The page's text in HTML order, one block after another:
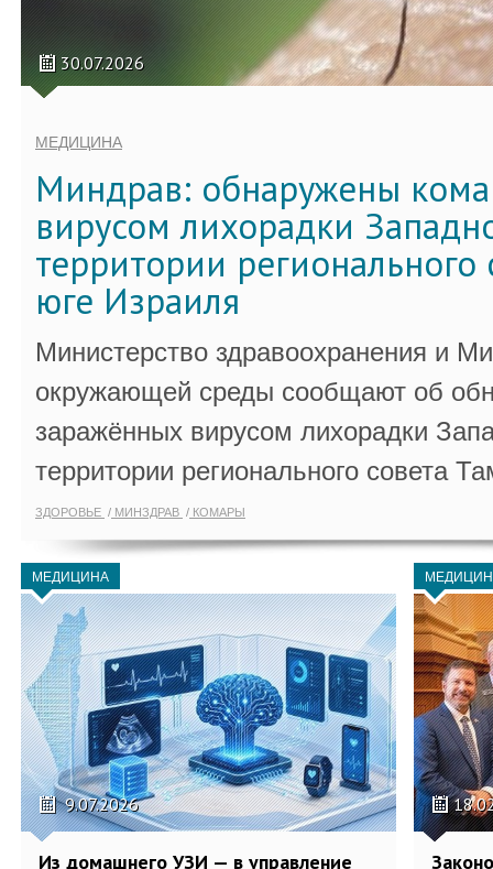
30.07.2026
МЕДИЦИНА
Миндрав: обнаружены
вирусом лихорадки
территории регионального
юге Израиля
Министерство здравоохранения и
окружающей среды сообщают об
заражённых вирусом лихорадки
территории регионального совета
ЗДОРОВЬЕ МИНЗДРАВ КОМАРЫ
МЕДИЦИНА
9.07.2026
Из домашнего УЗИ — в управление